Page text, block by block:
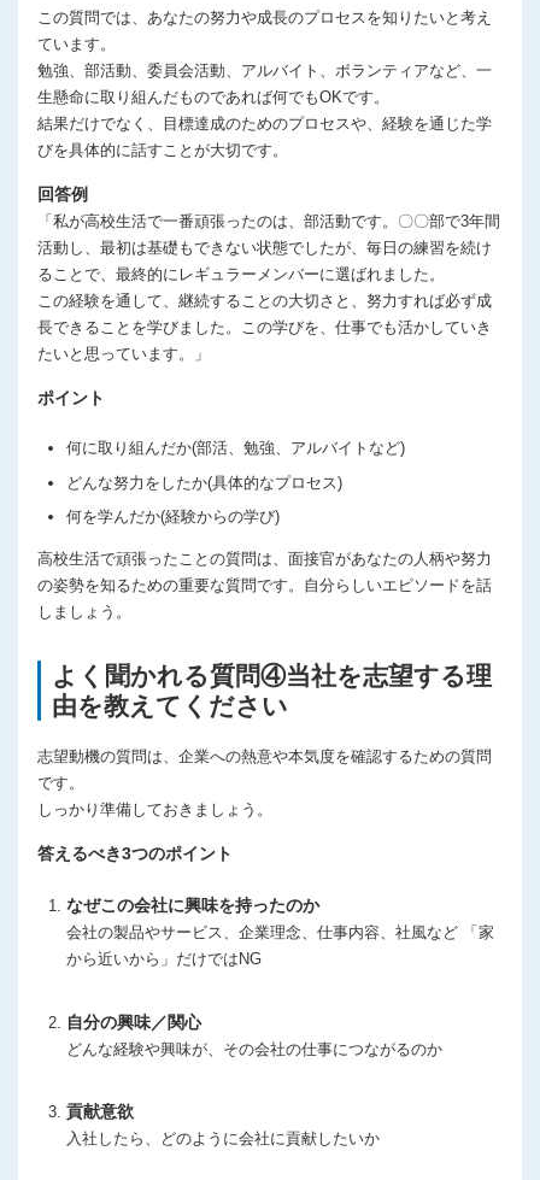
この質問では、あなたの努力や成長のプロセスを知りたいと考え
ています。
勉強、部活動、委員会活動、アルバイト、ボランティアなど、一
生懸命に取り組んだものであれば何でもOKです。
結果だけでなく、目標達成のためのプロセスや、経験を通じた学
びを具体的に話すことが大切です。
回答例
「私が高校生活で一番頑張ったのは、部活動です。〇〇部で3年間
活動し、最初は基礎もできない状態でしたが、毎日の練習を続け
ることで、最終的にレギュラーメンバーに選ばれました。
この経験を通して、継続することの大切さと、努力すれば必ず成
長できることを学びました。この学びを、仕事でも活かしていき
たいと思っています。」
ポイント
何に取り組んだか(部活、勉強、アルバイトなど)
どんな努力をしたか(具体的なプロセス)
何を学んだか(経験からの学び)
高校生活で頑張ったことの質問は、面接官があなたの人柄や努力
の姿勢を知るための重要な質問です。自分らしいエピソードを話
しましょう。
よく聞かれる質問④当社を志望する理
由を教えてください
志望動機の質問は、企業への熱意や本気度を確認するための質問
です。
しっかり準備しておきましょう。
答えるべき3つのポイント
なぜこの会社に興味を持ったのか
会社の製品やサービス、企業理念、仕事内容、社風など 「家
から近いから」だけではNG
自分の興味／関心
どんな経験や興味が、その会社の仕事につながるのか
貢献意欲
入社したら、どのように会社に貢献したいか